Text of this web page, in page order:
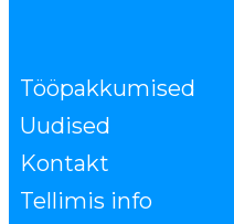
Tööpakkumised
Uudised
Kontakt
Tellimis info